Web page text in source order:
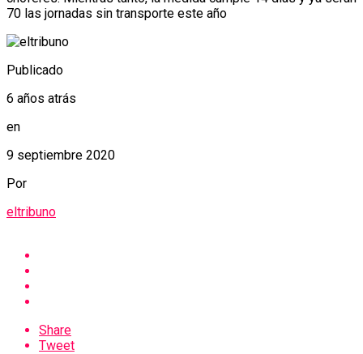
70 las jornadas sin transporte este año
Publicado
6 años atrás
en
9 septiembre 2020
Por
eltribuno
Share
Tweet